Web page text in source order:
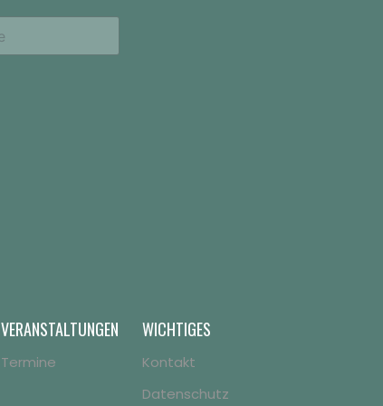
VERANSTALTUNGEN
Termine
WICHTIGES
Kontakt
Datenschutz